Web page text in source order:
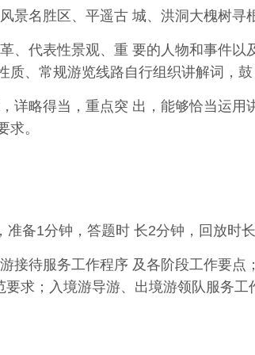
景名胜区、平遥古 城、洪洞大槐树
、代表性景观、重 要的人物和事件
、常规游览线路自行组织讲解词，鼓
详略得当，重点突 出，能够恰当运用
求。
准备1分钟，答题时 长2分钟，回放时长
接待服务工作程序 及各阶段工作要点
要求 ； 入境游导游、 出境游领 队 服务工